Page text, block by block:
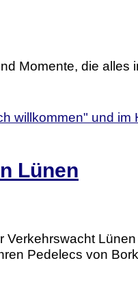
Momente, die alles
Lünen
Pedelecs von